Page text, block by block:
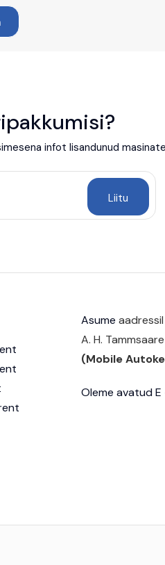
infot lisandunud
Asume aadressil
A. H.
(Mobile
Oleme avatud